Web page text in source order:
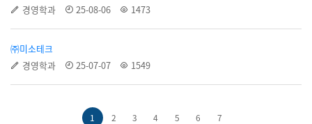
경영학과
25-08-06 1473
㈜미소테크
경영학과
25-07-07 1549
1 2 3 4 5 6 7